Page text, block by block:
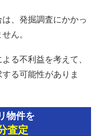
、発掘調査にかかっ
ん。
る不利益を考えて、
る可能性がありま
物件を
査定